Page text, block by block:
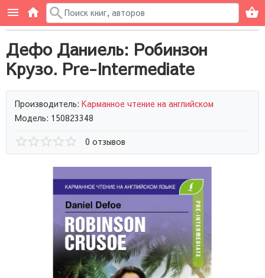
Дефо Даниель: Робинзон
Крузо. Pre-Intermediate
Производитель: Карманное чтение на английском
Модель: 150823348
0 отзывов